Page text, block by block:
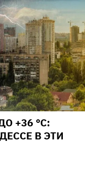
+36 °С:
В ЭТИ